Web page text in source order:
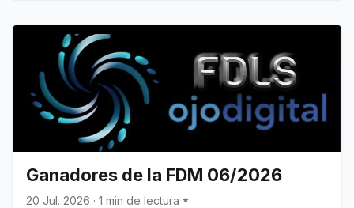
Ganadores de la FDM 06/2026
20 Jul. 2026 · 1 min de lectura